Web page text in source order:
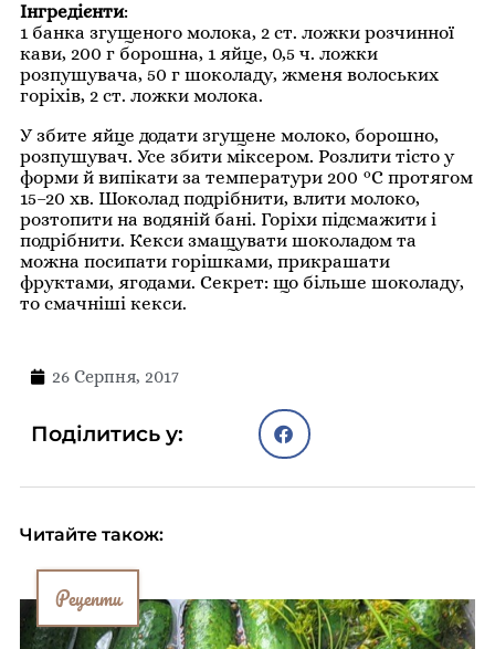
Інгредієнти:
1 банка згущеного молока, 2 ст. ложки розчинної
кави, 200 г борошна, 1 яйце, 0,5 ч. ложки
розпушувача, 50 г шоколаду, жменя волоських
горіхів, 2 ст. ложки молока.
У збите яйце додати згущене молоко, борошно,
розпушувач. Усе збити міксером. Розлити тісто у
форми й випікати за температури 200 °С протягом
15–20 хв. Шоколад подрібнити, влити молоко,
розтопити на водяній бані. Горіхи підсмажити і
подрібнити. Кекси змащувати шоколадом та
можна посипати горішками, прикрашати
фруктами, ягодами. Секрет: що більше шоколаду,
то смачніші кекси.
26 Серпня, 2017
Поділитись у:
Читайте також:
Рецепти